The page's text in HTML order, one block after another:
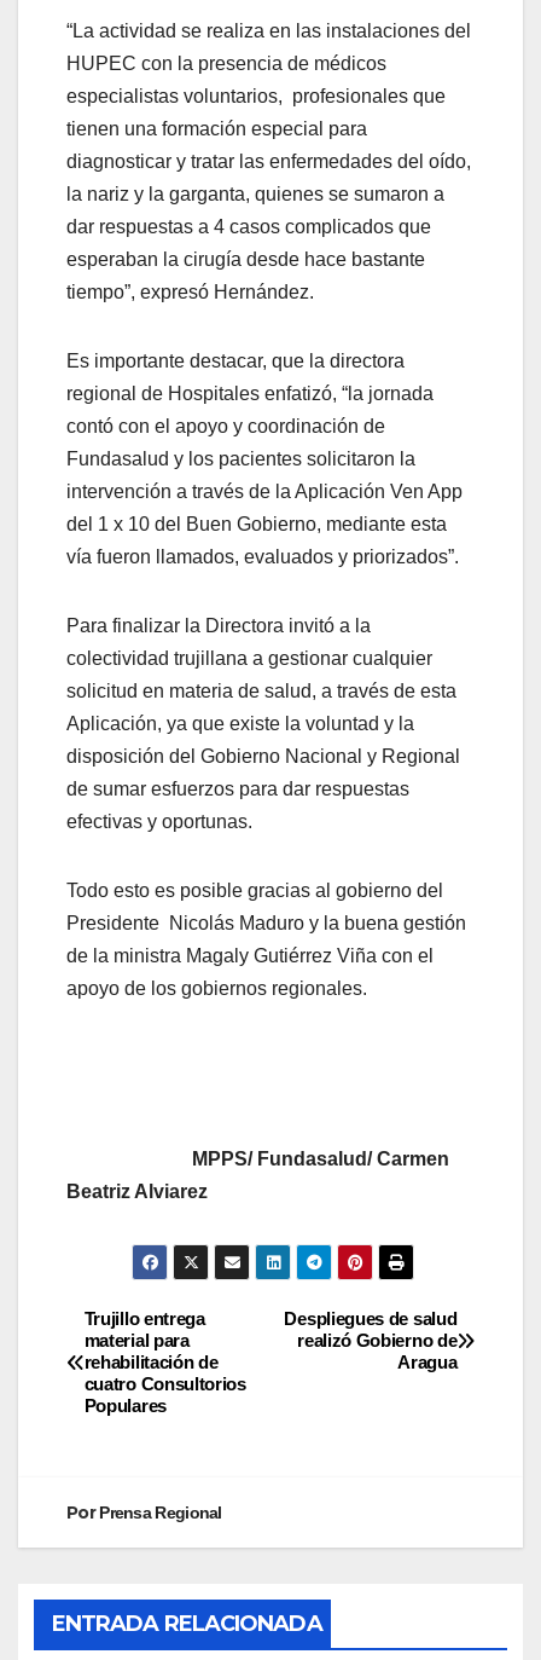
“La actividad se realiza en las instalaciones del
HUPEC con la presencia de médicos
especialistas voluntarios, profesionales que
tienen una formación especial para
diagnosticar y tratar las enfermedades del oído,
la nariz y la garganta, quienes se sumaron a
dar respuestas a 4 casos complicados que
esperaban la cirugía desde hace bastante
tiempo”, expresó Hernández.
Es importante destacar, que la directora
regional de Hospitales enfatizó, “la jornada
contó con el apoyo y coordinación de
Fundasalud y los pacientes solicitaron la
intervención a través de la Aplicación Ven App
del 1 x 10 del Buen Gobierno, mediante esta
vía fueron llamados, evaluados y priorizados”.
Para finalizar la Directora invitó a la
colectividad trujillana a gestionar cualquier
solicitud en materia de salud, a través de esta
Aplicación, ya que existe la voluntad y la
disposición del Gobierno Nacional y Regional
de sumar esfuerzos para dar respuestas
efectivas y oportunas.
Todo esto es posible gracias al gobierno del
Presidente Nicolás Maduro y la buena gestión
de la ministra Magaly Gutiérrez Viña con el
apoyo de los gobiernos regionales.
MPPS/ Fundasalud/ Carmen
Beatriz Alviarez
Despliegues de salud
realizó Gobierno de
Aragua
Trujillo entrega
material para
rehabilitación de
cuatro Consultorios
Populares
PorPrensa Regional
ENTRADA RELACIONADA